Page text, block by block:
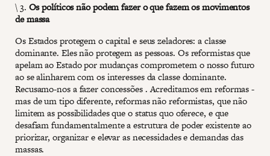
\ 3. Os políticos não podem fazer o que fazem os movimentos
de massa
Os Estados protegem o capital e seus zeladores: a classe
dominante. Eles não protegem as pessoas. Os reformistas que
apelam ao Estado por mudanças comprometem o nosso futuro
ao se alinharem com os interesses da classe dominante.
Recusamo-nos a fazer concessões . Acreditamos em reformas -
mas de um tipo diferente, reformas não reformistas, que não
limitem as possibilidades que o status quo oferece, e que
desafiam fundamentalmente a estrutura de poder existente ao
priorizar, organizar e elevar as necessidades e demandas das
massas.